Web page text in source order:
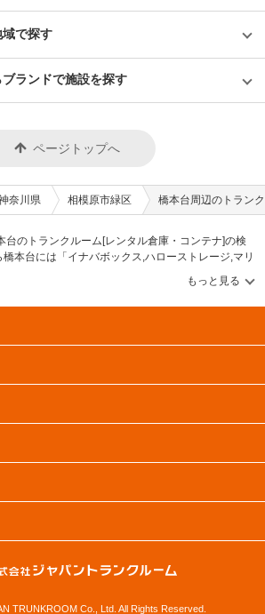
で探す
ランドで施設を探す
ページトップへ
奈川県 相模原市緑区 橋本台周辺のトラン
台のトランクルーム[レンタル倉庫・コンテナ]の検
本台には「イナバボックス,ハローストレージ,マリ
料金[賃料]・セキュリティ・空調完備・24時間出し入
み！豊富な物件数から様々な方法でご希望の収納
ランクルーム情報サイトです。橋本台で気になるト
TRUNKROOM Co., Ltd. All Rights Reserved.